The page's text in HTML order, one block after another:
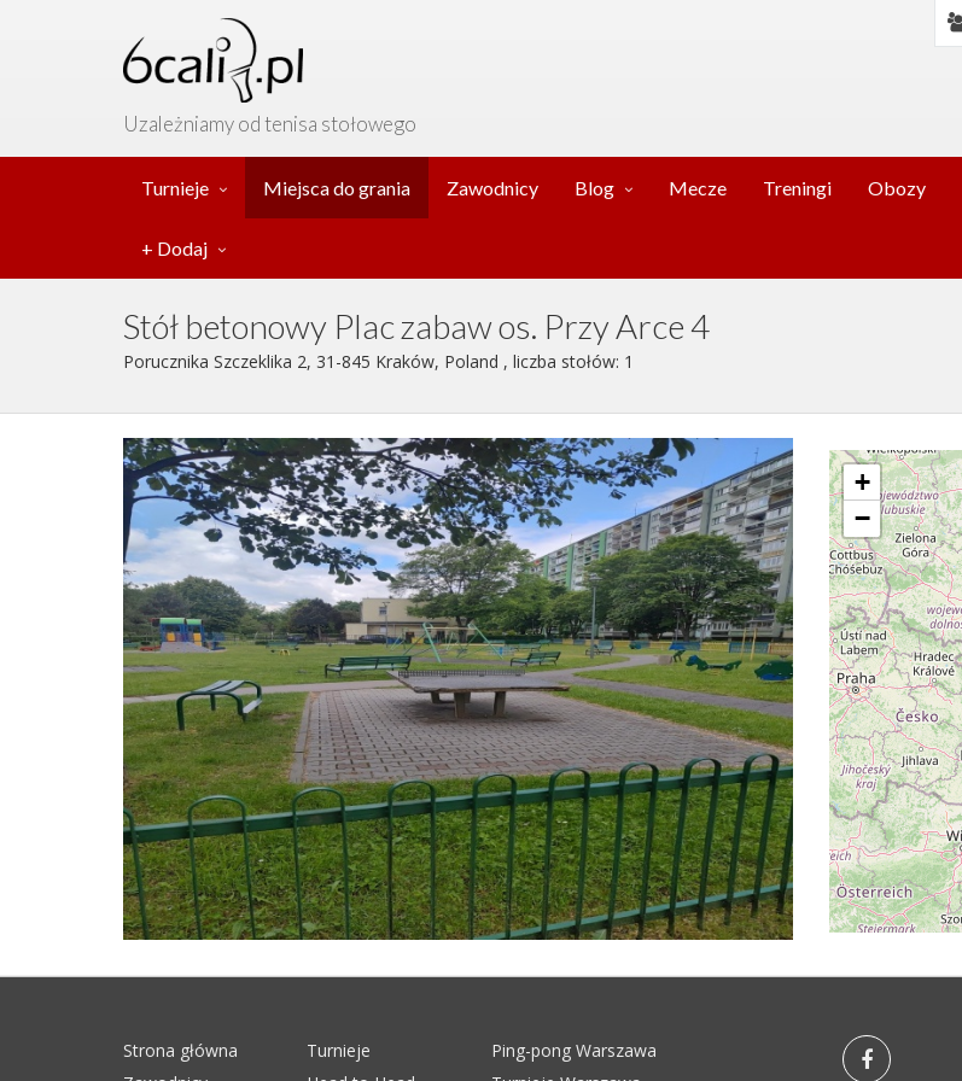
Uzależniamy od tenisa stołowego
Turnieje Miejsca do grania Zawodnicy Blog Mecze Treningi Obozy
+ Dodaj
Stół betonowy Plac zabaw os. Przy Arce 4
Porucznika Szczeklika 2, 31-845 Kraków, Poland , liczba stołów: 1
+
−
Strona główna Turnieje
Ping-pong Warszawa